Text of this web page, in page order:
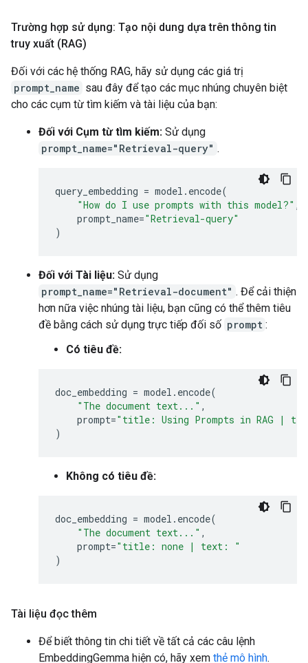
🙋‍♂️
['The chef prepared a delicious meal for the
🙋‍♂️
['She is an expert in machine learning.', 'He
`-> 🤖 score:  0.6425841
['The weather in Tokyo is sunny today.', 'I need
Trường hợp sử dụng: Tạo nội dung dựa trên thông tin
truy xuất (RAG)
Đối với các hệ thống RAG, hãy sử dụng các giá trị
prompt_name sau đây để tạo các mục nhúng chuyên biệt
cho các cụm từ tìm kiếm và tài liệu của bạn:
Đối với Cụm từ tìm kiếm: Sử dụng
prompt_name="Retrieval-query" .
query_embedding = model . encode(
"How do I use prompts with this model?" ,
prompt_name="Retrieval-query"
)
Đối với Tài liệu: Sử dụng
prompt_name="Retrieval-document" . Để cải thiện
hơn nữa việc nhúng tài liệu, bạn cũng có thể thêm tiêu
đề bằng cách sử dụng trực tiếp đối số prompt :
Có tiêu đề:
doc_embedding = model . encode(
"The document text..." ,
prompt="title: Using Prompts in RAG |
)
Không có tiêu đề:
doc_embedding = model . encode(
"The document text..." ,
prompt="title: none | text: "
)
Tài liệu đọc thêm
Để biết thông tin chi tiết về tất cả các câu lệnh
EmbeddingGemma hiện có, hãy xem thẻ mô hình.